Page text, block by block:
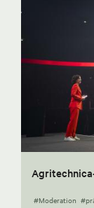
#Moderation